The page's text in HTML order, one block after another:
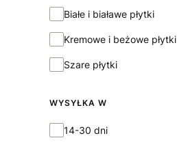
Kolekcja
Białe i białawe płytki
Kremowe i beżowe płytki
Szare płytki
WYSYŁKA W
Wysyłka w
14-30 dni